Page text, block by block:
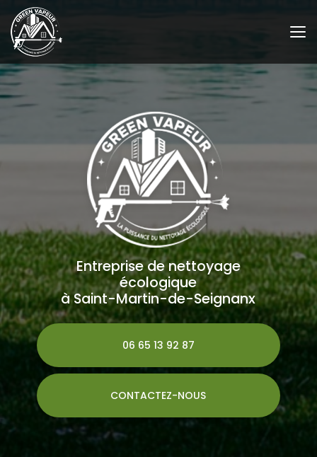
au
contenu
principal
Entreprise de nettoyage
écologique
à Saint-Martin-de-Seignanx
06 65 13 92 87
CONTACTEZ-NOUS